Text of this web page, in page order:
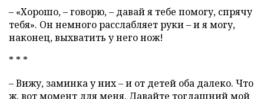
– «Хорошо, – говорю, – давай я тебе помогу, спрячу
тебя». Он немного расслабляет руки – и я могу,
наконец, выхватить у него нож!
* * *
– Вижу, заминка у них – и от детей оба далеко. Что
ж, вот момент для меня. Давайте тогдашний мой